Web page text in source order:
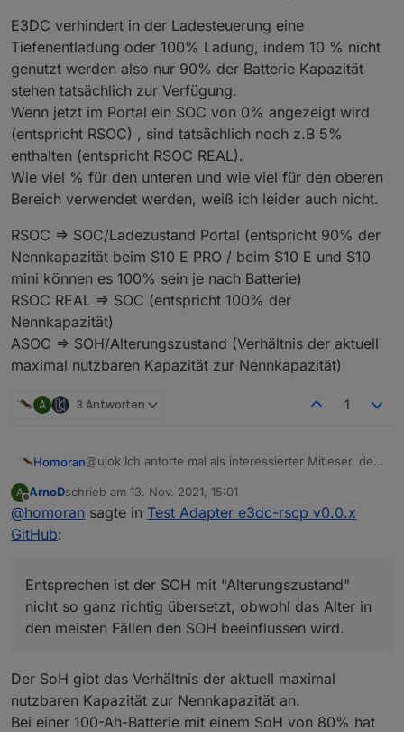
lassen, um konsistent zu einer evtl mal vollständig
verfügbaren offiziellen Tag-Liste zu bleiben.)
was das bedeutet?
E3DC verhindert in der Ladesteuerung eine
Tiefenentladung oder 100% Ladung, indem 10 % nicht
genutzt werden also nur 90% der Batterie Kapazität
stehen tatsächlich zur Verfügung.
Wenn jetzt im Portal ein SOC von 0% angezeigt wird
(entspricht RSOC) , sind tatsächlich noch z.B 5%
enthalten (entspricht RSOC REAL).
Wie viel % für den unteren und wie viel für den oberen
Bereich verwendet werden, weiß ich leider auch nicht.
RSOC => SOC/Ladezustand Portal (entspricht 90% der
Nennkapazität beim S10 E PRO / beim S10 E und S10
mini können es 100% sein je nach Batterie)
RSOC REAL => SOC (entspricht 100% der
Nennkapazität)
ASOC => SOH/Alterungszustand (Verhältnis der aktuell
maximal nutzbaren Kapazität zur Nennkapazität)
A 3 Antworten 1
Homoran@ujok Ich antorte mal als interessierter Mitleser, der
[Klugscheißermodus]
SOC ist für mich der State of Charge also der
bei schlechterer Batterie auf 100 gerechnet) und
somit der RSOC den "wahren" wert angibt.
State of Health bezeichnet ja eigentlich den
"Gesundheitszustand" der natürlich auch beim
"gesundheitlichen" Ausfall einer Zelle/einiger Zellen
auch nach geringem Alter bereits in die Knie gehen
A
Offline
ArnoDschrieb am 13. Nov. 2021, 15:01
zuletzt editiert von
@homoran sagte in Test Adapter e3dc-rscp v0.0.x
GitHub:
Entsprechen ist der SOH mit "Alterungszustand"
nicht so ganz richtig übersetzt, obwohl das Alter in
den meisten Fällen den SOH beeinflussen wird.
Der SoH gibt das Verhältnis der aktuell maximal
nutzbaren Kapazität zur Nennkapazität an.
Bei einer 100-Ah-Batterie mit einem SoH von 80% hat